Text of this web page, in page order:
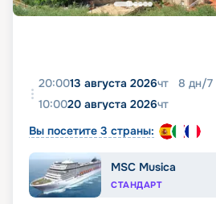
20:0013 августа 2026чт 8 дн/7
10:0020 августа 2026чт
Вы посетите 3 страны:
MSC Musica
СТАНДАРТ